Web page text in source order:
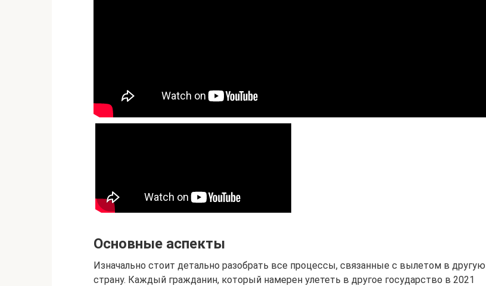
Основные аспекты
Изначально стоит детально разобрать все процессы, связанные с вылетом в другую
страну. Каждый гражданин, который намерен улететь в другое государство в 2021